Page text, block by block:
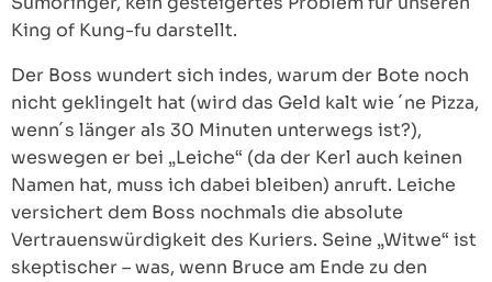
King of Kung-fu darstellt.
Der Boss wundert sich indes, warum der Bote noch
nicht geklingelt hat (wird das Geld kalt wie ´ne Pizza,
wenn´s länger als 30 Minuten unterwegs ist?),
weswegen er bei „Leiche“ (da der Kerl auch keinen
Namen hat, muss ich dabei bleiben) anruft. Leiche
versichert dem Boss nochmals die absolute
Vertrauenswürdigkeit des Kuriers. Seine „Witwe“ ist
skeptischer – was, wenn Bruce am Ende zu den